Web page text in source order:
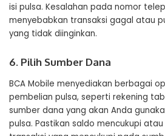
isi pulsa. Kesalahan pada nomor
menyebabkan transaksi gagal atau
yang tidak diinginkan.
6. Pilih Sumber Dana
BCA Mobile menyediakan berbagai
pembelian pulsa, seperti rekening
sumber dana yang akan Anda
pulsa. Pastikan saldo mencukupi